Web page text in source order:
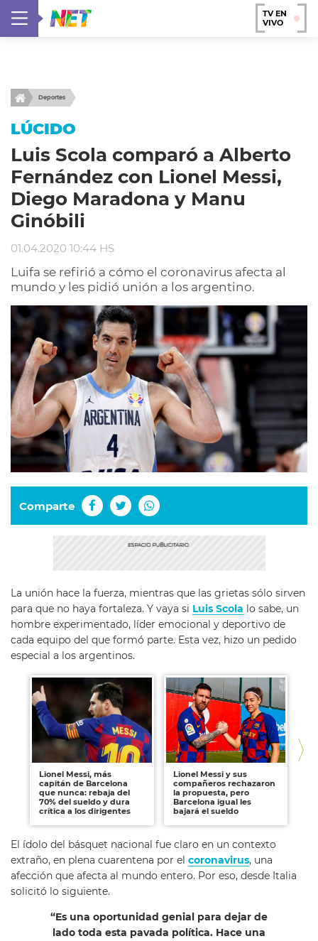
TV EN
VIVO
Deportes
LÚCIDO
Luis Scola comparó a Alberto
Fernández con Lionel Messi,
Diego Maradona y Manu
Ginóbili
01.04.2020 10:44 HS
Luifa se refirió a cómo el coronavirus afecta al
mundo y les pidió unión a los argentino.
Comparte
La unión hace la fuerza, mientras que las grietas sólo sirven
para que no haya fortaleza. Y vaya si Luis Scola lo sabe, un
hombre experimentado, líder emocional y deportivo de
cada equipo del que formó parte. Esta vez, hizo un pedido
especial a los argentinos.
Lionel Messi, más
capitán de Barcelona
que nunca: rebaja del
70% del sueldo y dura
crítica a los dirigentes
Lionel Messi y sus
compañeros rechazaron
la propuesta, pero
Barcelona igual les
bajará el sueldo
El ídolo del básquet nacional fue claro en un contexto
extraño, en plena cuarentena por el coronavirus, una
afección que afecta al mundo entero. Por eso, desde Italia
solicitó lo siguiente.
“Es una oportunidad genial para dejar de
lado toda esta pavada política. Hace una